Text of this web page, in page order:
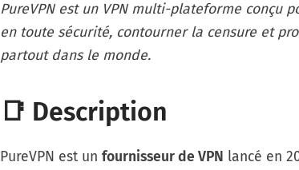
PureVPN est un VPN multi-plateforme conçu
en toute sécurité, contourner la censure et
partout dans le monde.
📑 Description
PureVPN est un fournisseur de VPN lancé en